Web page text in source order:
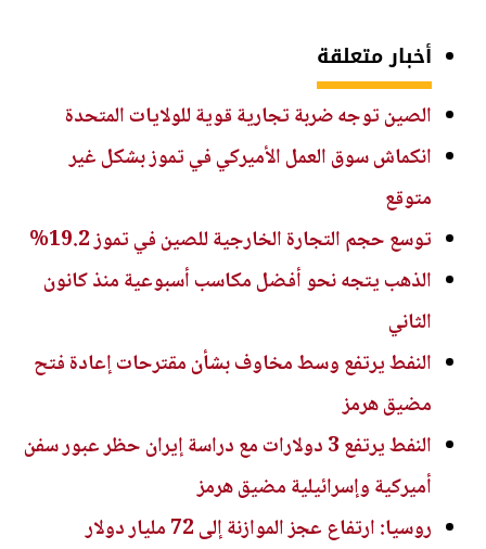
أخبار متعلقة
الصين توجه ضربة تجارية قوية للولايات المتحدة
انكماش سوق العمل الأميركي في تموز بشكل غير
متوقع
توسع حجم التجارة الخارجية للصين في تموز 19.2%
الذهب يتجه نحو أفضل مكاسب أسبوعية منذ كانون
الثاني
النفط يرتفع وسط مخاوف بشأن مقترحات إعادة فتح
مضيق هرمز
النفط يرتفع 3 دولارات مع دراسة إيران حظر عبور سفن
أميركية وإسرائيلية مضيق هرمز
روسيا: ارتفاع عجز الموازنة إلى 72 مليار دولار